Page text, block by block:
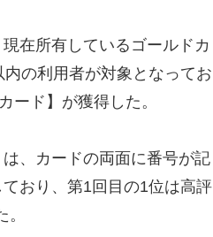
在所有しているゴールドカ
の利用者が対象となってお
ード】が獲得した。
、カードの両面に番号が記
おり、第1回目の1位は高評